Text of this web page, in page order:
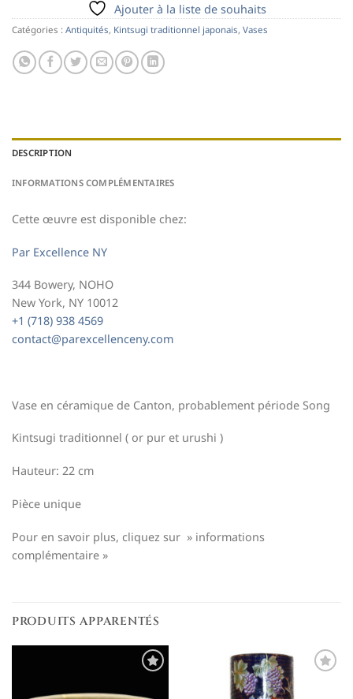
Ajouter à la liste de souhaits
Catégories : Antiquités, Kintsugi traditionnel japonais, Vases
DESCRIPTION
INFORMATIONS COMPLÉMENTAIRES
Cette œuvre est disponible chez:
Par Excellence NY
344 Bowery, NOHO
New York, NY 10012
+1 (718) 938 4569
contact@parexcellenceny.com
Vase en céramique de Canton, probablement période Song
Kintsugi traditionnel ( or pur et urushi )
Hauteur: 22 cm
Pièce unique
Pour en savoir plus, cliquez sur » informations
complémentaire »
PRODUITS APPARENTÉS